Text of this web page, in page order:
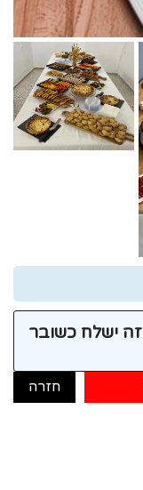
ישלח כשובר
חזרה